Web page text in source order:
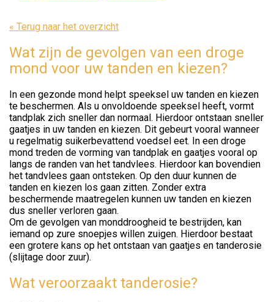
« Terug naar het overzicht
Wat zijn de gevolgen van een droge
mond voor uw tanden en kiezen?
In een gezonde mond helpt speeksel uw tanden en kiezen
te beschermen. Als u onvoldoende speeksel heeft, vormt
tandplak zich sneller dan normaal. Hierdoor ontstaan sneller
gaatjes in uw tanden en kiezen. Dit gebeurt vooral wanneer
u regelmatig suikerbevattend voedsel eet. In een droge
mond treden de vorming van tandplak en gaatjes vooral op
langs de randen van het tandvlees. Hierdoor kan bovendien
het tandvlees gaan ontsteken. Op den duur kunnen de
tanden en kiezen los gaan zitten. Zonder extra
beschermende maatregelen kunnen uw tanden en kiezen
dus sneller verloren gaan.
Om de gevolgen van monddroogheid te bestrijden, kan
iemand op zure snoepjes willen zuigen. Hierdoor bestaat
een grotere kans op het ontstaan van gaatjes en tanderosie
(slijtage door zuur).
Wat veroorzaakt tanderosie?